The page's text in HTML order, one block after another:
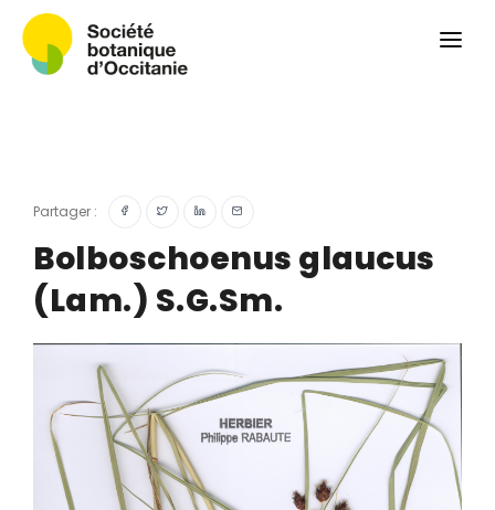
Herbier PCPR
Ressources
Actualités et calendrier
Contact
Partager :
Bolboschoenus glaucus
(Lam.) S.G.Sm.